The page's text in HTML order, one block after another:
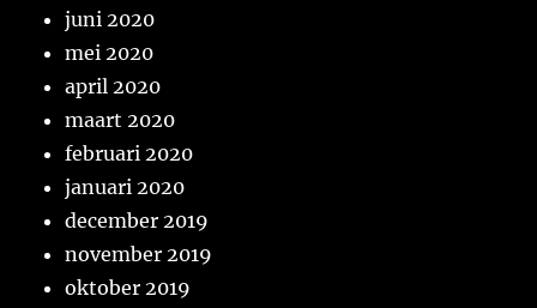
juni 2020
mei 2020
april 2020
maart 2020
februari 2020
januari 2020
december 2019
november 2019
oktober 2019